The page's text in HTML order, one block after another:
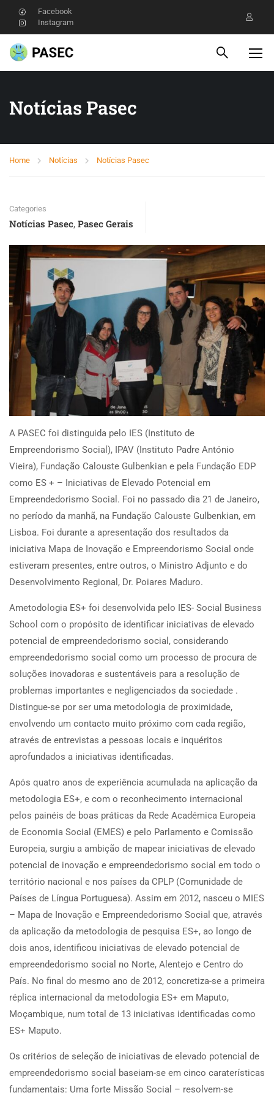
Facebook
Instagram
Notícias Pasec
Home Notícias Notícias Pasec
Categories
Notícias Pasec, Pasec Gerais
A PASEC foi distinguida pelo IES (Instituto de
Empreendorismo Social), IPAV (Instituto Padre António
Vieira), Fundação Calouste Gulbenkian e pela Fundação EDP
como ES + – Iniciativas de Elevado Potencial em
Empreendedorismo Social. Foi no passado dia 21 de Janeiro,
no período da manhã, na Fundação Calouste Gulbenkian, em
Lisboa. Foi durante a apresentação dos resultados da
iniciativa Mapa de Inovação e Empreendorismo Social onde
estiveram presentes, entre outros, o Ministro Adjunto e do
Desenvolvimento Regional, Dr. Poiares Maduro.
Ametodologia ES+ foi desenvolvida pelo IES- Social Business
School com o propósito de identificar iniciativas de elevado
potencial de empreendedorismo social, considerando
empreendedorismo social como um processo de procura de
soluções inovadoras e sustentáveis para a resolução de
problemas importantes e negligenciados da sociedade .
Distingue-se por ser uma metodologia de proximidade,
envolvendo um contacto muito próximo com cada região,
através de entrevistas a pessoas locais e inquéritos
aprofundados a iniciativas identificadas.
Após quatro anos de experiência acumulada na aplicação da
metodologia ES+, e com o reconhecimento internacional
pelos painéis de boas práticas da Rede Académica Europeia
de Economia Social (EMES) e pelo Parlamento e Comissão
Europeia, surgiu a ambição de mapear iniciativas de elevado
potencial de inovação e empreendedorismo social em todo o
território nacional e nos países da CPLP (Comunidade de
Países de Língua Portuguesa). Assim em 2012, nasceu o MIES
– Mapa de Inovação e Empreendedorismo Social que, através
da aplicação da metodologia de pesquisa ES+, ao longo de
dois anos, identificou iniciativas de elevado potencial de
empreendedorismo social no Norte, Alentejo e Centro do
País. No final do mesmo ano de 2012, concretiza-se a primeira
réplica internacional da metodologia ES+ em Maputo,
Moçambique, num total de 13 iniciativas identificadas como
ES+ Maputo.
Os critérios de seleção de iniciativas de elevado potencial de
empreendedorismo social baseiam-se em cinco caraterísticas
fundamentais: Uma forte Missão Social – resolvem-se